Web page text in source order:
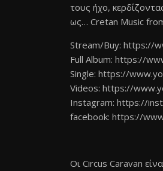
τους ήχο,
ως… Cretan Music
Stream/Buy: https://
Full Album: https://
Single: https://
Videos: https://
Instagram: https://
facebook: https://
Οι Circus Caravan